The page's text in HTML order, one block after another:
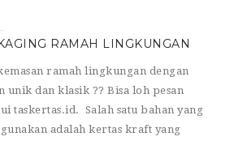
RAMAH LINGKUNGAN
ramah lingkungan dengan
unik dan klasik ?? Bisa loh pesan
taskertas.id. Salah satu bahan yang
adalah kertas kraft yang